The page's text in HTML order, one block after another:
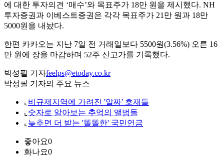
에 대한 투자의견 ‘매수’와 목표주가 18만 원을 제시했다. NH
투자증권과 이베스트증권은 각각 목표주가 21만 원과 18만
5000원을 내놨다.
한편 카카오는 지난 7일 전 거래일보다 5500원(3.56%) 오른 16
만 원에 장을 마감하며 52주 신고가를 기록했다.
박성필 기자feelps@etoday.co.kr
박성필 기자의 주요 뉴스
⌞ 비규제지역에 가려진 '알짜' 호재들
⌞ 숫자로 알아보는 추억의 앨범들
⌞ 늦추면 더 받는 '똘똘한' 국민연금
좋아요0
화나요0